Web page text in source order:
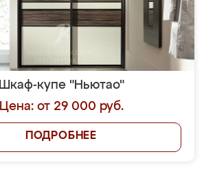
Шкаф-купе "Ньютао"
Цена: от 29 000 руб.
ПОДРОБНЕЕ